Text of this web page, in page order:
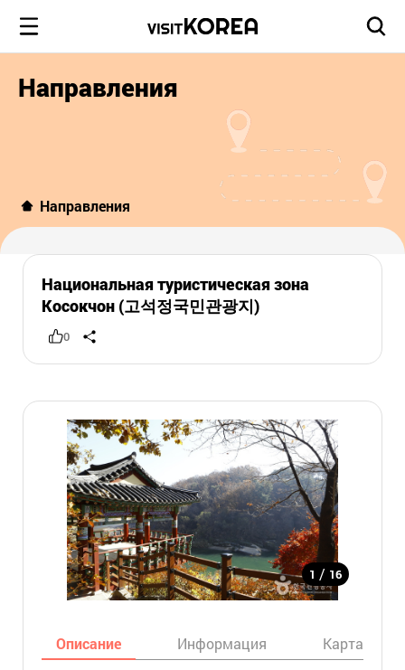
Направления
Направления
Национальная туристическая зона
Косокчон (고석정국민관광지)
0
1 / 16
Описание Информация Карта